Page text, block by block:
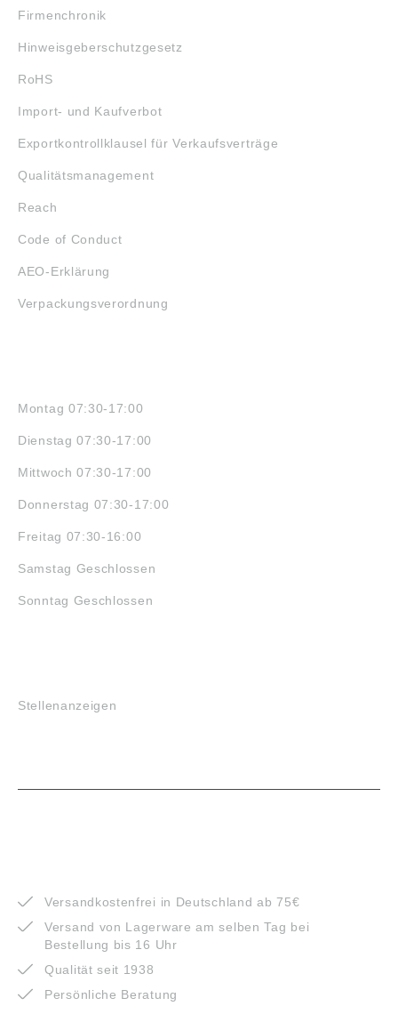
Firmenchronik
Hinweisgeberschutzgesetz
RoHS
Import- und Kaufverbot
Exportkontrollklausel für Verkaufsverträge
Qualitätsmanagement
Reach
Code of Conduct
AEO-Erklärung
Verpackungsverordnung
Montag 07:30-17:00
Dienstag 07:30-17:00
Mittwoch 07:30-17:00
Donnerstag 07:30-17:00
Freitag 07:30-16:00
Samstag Geschlossen
Sonntag Geschlossen
Stellenanzeigen
Versandkostenfrei in Deutschland ab 75€
Versand von Lagerware am selben Tag bei
Bestellung bis 16 Uhr
Qualität seit 1938
Persönliche Beratung